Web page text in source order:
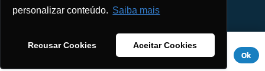
personalizar conteúdo. Saiba mais
Recusar Cookies Aceitar Cookies
Este site usa cookies para melhorar sua experiência. Se você
continuar a usar este site, você concorda com ele.Aviso de
Privacidade
Ok